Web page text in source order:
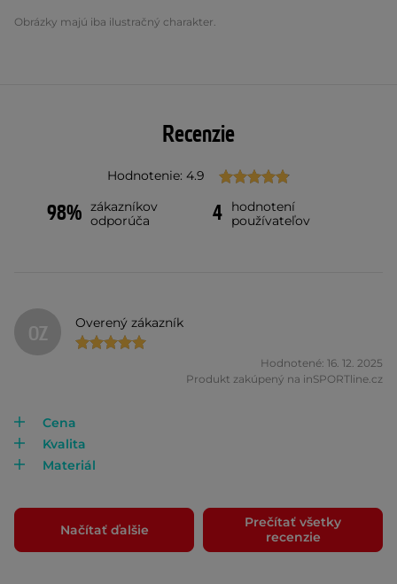
Obrázky majú iba ilustračný charakter.
Recenzie
Hodnotenie: 4.9
98% zákazníkov
odporúča
4
hodnotení
používateľov
OZ Overený zákazník
Hodnotené: 16. 12. 2025
Produkt zakúpený na inSPORTline.cz
Cena
Kvalita
Materiál
Načítať ďalšie
Prečítať všetky
recenzie